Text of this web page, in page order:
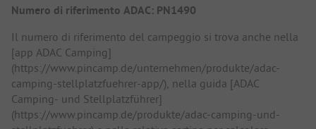
Numero di riferimento ADAC: PN1490
Il numero di riferimento del campeggio si trova anche nella
[app ADAC Camping]
(https://www.pincamp.de/unternehmen/produkte/adac-
camping-stellplatzfuehrer-app/), nella guida [ADAC
Camping- und Stellplatzführer]
(https://www.pincamp.de/produkte/adac-camping-und-